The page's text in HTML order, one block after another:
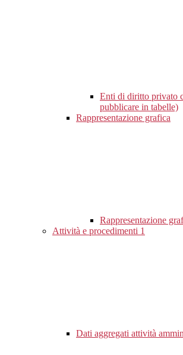
Enti di diritto privato
pubblicare in tabelle)
Rappresentazione grafica
Rappresentazione
Attività e procedimenti 1
Dati aggregati attività